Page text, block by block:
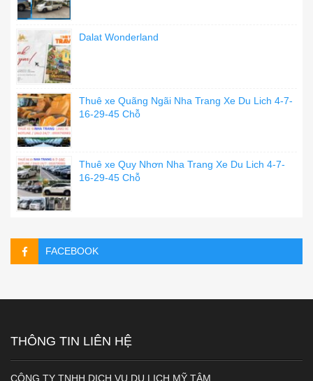
Dalat Wonderland
Thuê xe Quãng Ngãi Nha Trang Xe Du Lich 4-7-
16-29-45 Chỗ
Thuê xe Quy Nhơn Nha Trang Xe Du Lich 4-7-
16-29-45 Chỗ
FACEBOOK
THÔNG TIN LIÊN HỆ
CÔNG TY TNHH DỊCH VỤ DU LỊCH MỸ TÂM